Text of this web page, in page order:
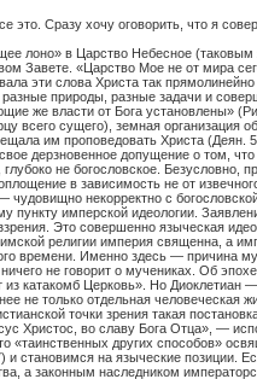
это. Сразу хочу оговорить, что я
лоно» в Царство Небесное (таковым
Завете. «Царство Мое не от мира
эти слова Христа так
разные природы, разные задачи и
же власти от Бога установлены»
всего сущего), земная
им проповедовать Христа (Деян.
дерзновенное допущение о том,
глубоко не богословское.
в зависимость не от
некорректно с богословской
пункту имперской идеологии.
Это совершенно языческая
религии империя священна, а
времени. Именно здесь — причина
не говорит о мучениках. Об
из катакомб Церковь». Но
не только отдельная человеческая
точки зрения такая
Христос, во славу Бога Отца», —
«таинственных других способов»
на языческие позиции.
а законным наследником